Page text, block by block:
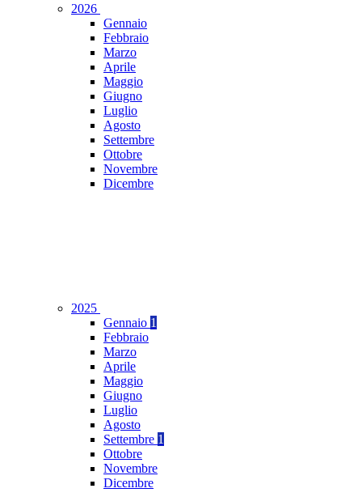
2026
Gennaio
Febbraio
Marzo
Aprile
Maggio
Giugno
Luglio
Agosto
Settembre
Ottobre
Novembre
Dicembre
2025
Gennaio 1
Febbraio
Marzo
Aprile
Maggio
Giugno
Luglio
Agosto
Settembre 1
Ottobre
Novembre
Dicembre